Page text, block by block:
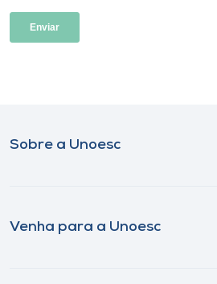
Sobre a Unoesc
Venha para a Unoesc